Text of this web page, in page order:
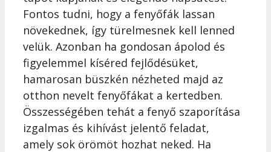
Fontos tudni, hogy a fenyőfák lassan
növekednek, így türelmesnek kell lenned
velük. Azonban ha gondosan ápolod és
figyelemmel kíséred fejlődésüket,
hamarosan büszkén nézheted majd az
otthon nevelt fenyőfákat a kertedben.
Összességében tehát a fenyő szaporítása
izgalmas és kihívást jelentő feladat,
amely sok örömöt hozhat neked. Ha